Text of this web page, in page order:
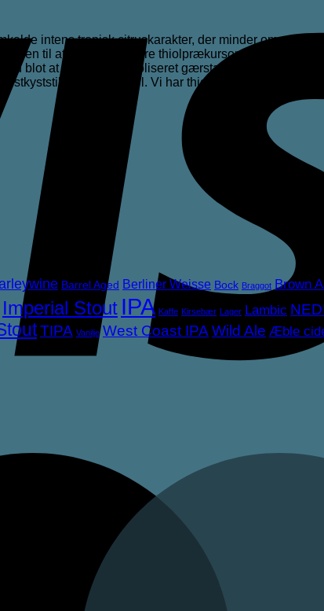
intens tropisk citruskarakter, der minder om saftig
til at biotransformere thiolprækursorerne, der
blot at skifte til en thioliseret gærstamme.
og humleølsøl. Vi har thioliserede
Barrel Aged Berliner Weisse Bock Braggot Brown
Imperial Stout IPA Kaffe Kirsebær Lager Lambic
TIPA Vanilje West Coast IPA Wild Ale Æble